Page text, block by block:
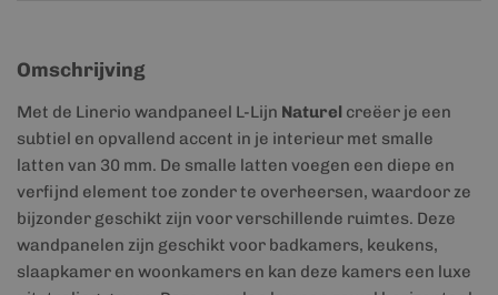
Omschrijving
Met de Linerio wandpaneel L-Lijn Naturel creëer je een
subtiel en opvallend accent in je interieur met smalle
latten van 30 mm. De smalle latten voegen een diepe en
verfijnd element toe zonder te overheersen, waardoor ze
bijzonder geschikt zijn voor verschillende ruimtes. Deze
wandpanelen zijn geschikt voor badkamers, keukens,
slaapkamer en woonkamers en kan deze kamers een luxe